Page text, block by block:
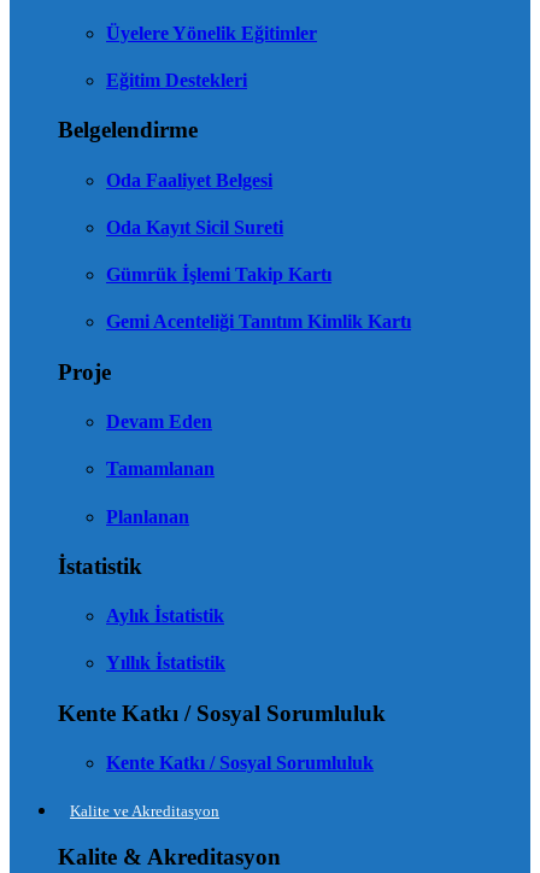
Üyelere Yönelik Eğitimler
Eğitim Destekleri
Belgelendirme
Oda Faaliyet Belgesi
Oda Kayıt Sicil Sureti
Gümrük İşlemi Takip Kartı
Gemi Acenteliği Tanıtım Kimlik Kartı
Proje
Devam Eden
Tamamlanan
Planlanan
İstatistik
Aylık İstatistik
Yıllık İstatistik
Kente Katkı / Sosyal Sorumluluk
Kente Katkı / Sosyal Sorumluluk
Kalite ve Akreditasyon
Kalite & Akreditasyon